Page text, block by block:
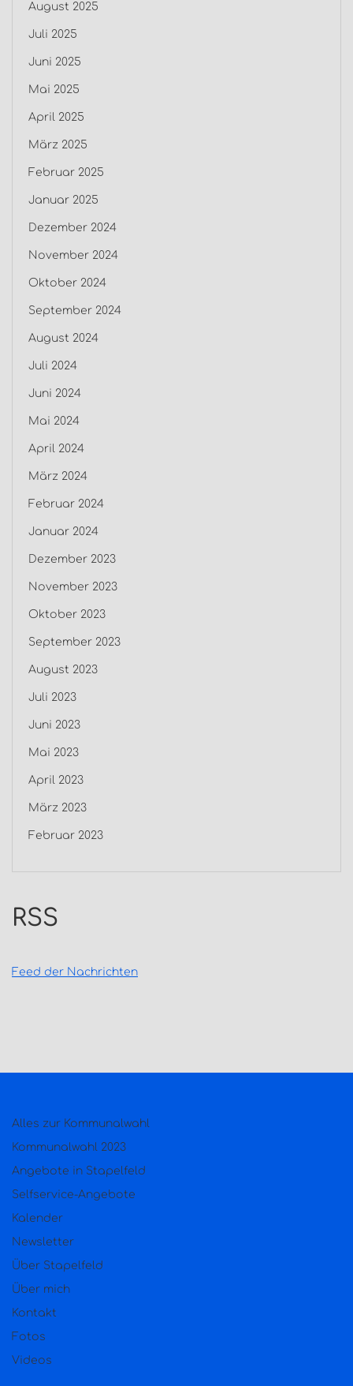
August 2025
Juli 2025
Juni 2025
Mai 2025
April 2025
März 2025
Februar 2025
Januar 2025
Dezember 2024
November 2024
Oktober 2024
September 2024
August 2024
Juli 2024
Juni 2024
Mai 2024
April 2024
März 2024
Februar 2024
Januar 2024
Dezember 2023
November 2023
Oktober 2023
September 2023
August 2023
Juli 2023
Juni 2023
Mai 2023
April 2023
März 2023
Februar 2023
RSS
Feed der Nachrichten
Alles zur Kommunalwahl
Kommunalwahl 2023
Angebote in Stapelfeld
Selfservice-Angebote
Kalender
Newsletter
Über Stapelfeld
Über mich
Kontakt
Fotos
Videos